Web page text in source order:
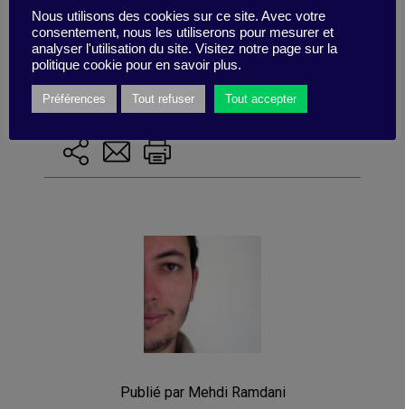
Marqué avec : adaptation, Stratégie,
transformation,changement,incertitude,agilité
Dual Transformation,performance,Baidu,
Prospective ,transformation duale
Publié par Mehdi Ramdani
Nous utilisons des cookies sur ce site. Avec votre
consentement, nous les utiliserons pour mesurer et
analyser l'utilisation du site. Visitez notre page sur la
politique cookie pour en savoir plus.
Préférences Tout refuser Tout accepter